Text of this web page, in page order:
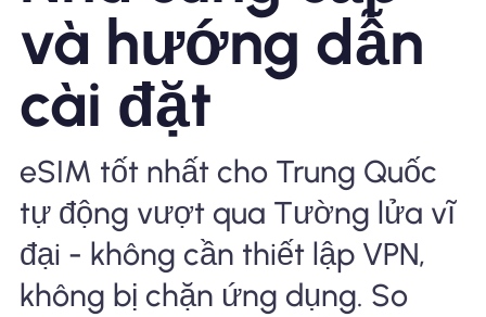
Sử dụng eSIM
Cho doanh nghiệp
và hướng dẫn
cài đặt
eSIM tốt nhất cho Trung Quốc
tự động vượt qua Tường lửa vĩ
đại - không cần thiết lập VPN,
không bị chặn ứng dụng. So